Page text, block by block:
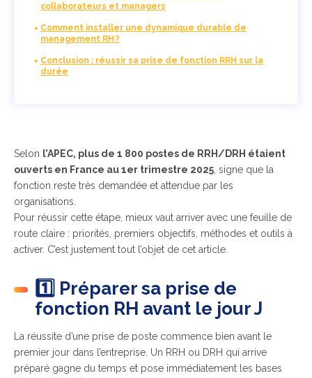
collaborateurs et managers
Comment installer une dynamique durable de
management RH ?
Conclusion : réussir sa prise de fonction RRH sur la
durée
Selon l’APEC, plus de 1 800 postes de RRH/DRH étaient
ouverts en France au 1er trimestre 2025 , signe que la
fonction reste très demandée et attendue par les
organisations.
Pour réussir cette étape, mieux vaut arriver avec une feuille de
route claire : priorités, premiers objectifs, méthodes et outils à
activer. C’est justement tout l’objet de cet article.
1️⃣ Préparer sa prise de
fonction RH avant le jour J
La réussite d’une prise de poste commence bien avant le
premier jour dans l’entreprise. Un RRH ou DRH qui arrive
préparé gagne du temps et pose immédiatement les bases